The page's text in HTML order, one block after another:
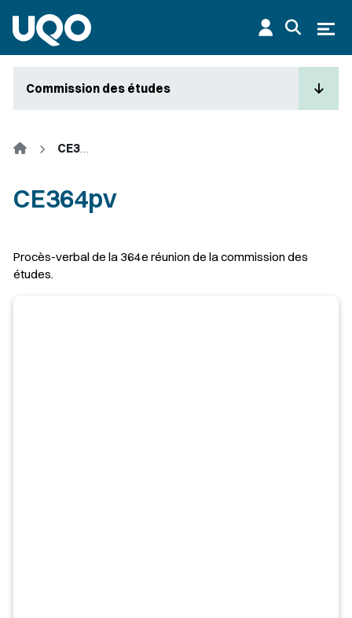
Commission des études
Accueil CE364pv
CE364pv
Corps
Procès-verbal de la 364e réunion de la commission des
études.